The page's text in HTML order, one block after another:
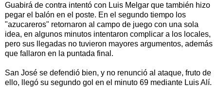
Guabirá de contra intentó con Luis Melgar que también hizo
pegar el balón en el poste. En el segundo tiempo los
"azucareros" retornaron al campo de juego con una sola
idea, en algunos minutos intentaron complicar a los locales,
pero sus llegadas no tuvieron mayores argumentos, además
que fallaron en la puntada final.
San José se defendió bien, y no renunció al ataque, fruto de
ello, llegó su segundo gol en el minuto 69 mediante Luis Alí.